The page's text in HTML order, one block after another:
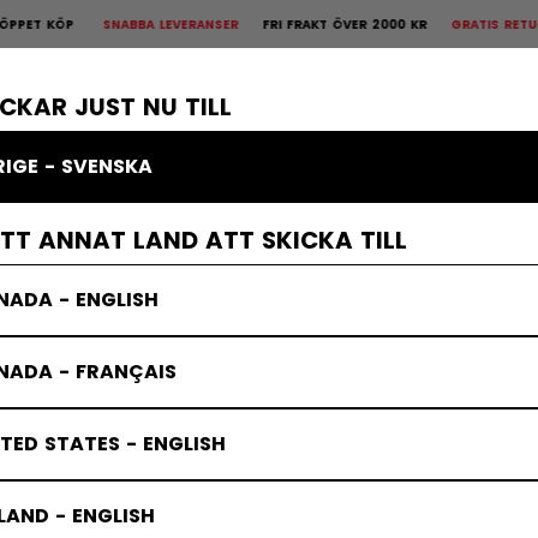
JUST NU TILL
- SVENSKA
ANNAT LAND ATT SKICKA TILL
- ENGLISH
- FRANÇAIS
STATES - ENGLISH
- ENGLISH
SNABBA LEVERANSERFRI FRAKT ÖVER 2000 KRGRATIS RETUR 30
Retur 30 dagars öppet köp
KROPPSSKYDD MÅLVAKT